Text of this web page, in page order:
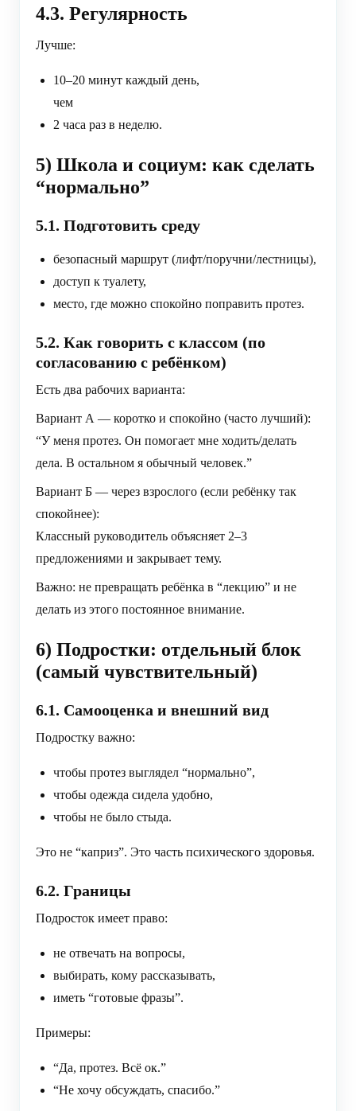
4.3. Регулярность
Лучше:
10–20 минут каждый день,
чем
2 часа раз в неделю.
5) Школа и социум: как сделать
“нормально”
5.1. Подготовить среду
безопасный маршрут (лифт/поручни/лестницы),
доступ к туалету,
место, где можно спокойно поправить протез.
5.2. Как говорить с классом (по
согласованию с ребёнком)
Есть два рабочих варианта:
Вариант А — коротко и спокойно (часто лучший):
“У меня протез. Он помогает мне ходить/делать
дела. В остальном я обычный человек.”
Вариант Б — через взрослого (если ребёнку так
спокойнее):
Классный руководитель объясняет 2–3
предложениями и закрывает тему.
Важно: не превращать ребёнка в “лекцию” и не
делать из этого постоянное внимание.
6) Подростки: отдельный блок
(самый чувствительный)
6.1. Самооценка и внешний вид
Подростку важно:
чтобы протез выглядел “нормально”,
чтобы одежда сидела удобно,
чтобы не было стыда.
Это не “каприз”. Это часть психического здоровья.
6.2. Границы
Подросток имеет право:
не отвечать на вопросы,
выбирать, кому рассказывать,
иметь “готовые фразы”.
Примеры:
“Да, протез. Всё ок.”
“Не хочу обсуждать, спасибо.”